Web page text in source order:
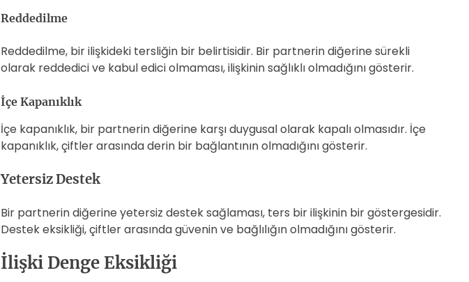
Reddedilme
Reddedilme, bir ilişkideki tersliğin bir belirtisidir. Bir partnerin diğerine sürekli
olarak reddedici ve kabul edici olmaması, ilişkinin sağlıklı olmadığını gösterir.
İçe Kapanıklık
İçe kapanıklık, bir partnerin diğerine karşı duygusal olarak kapalı olmasıdır. İçe
kapanıklık, çiftler arasında derin bir bağlantının olmadığını gösterir.
Yetersiz Destek
Bir partnerin diğerine yetersiz destek sağlaması, ters bir ilişkinin bir göstergesidir.
Destek eksikliği, çiftler arasında güvenin ve bağlılığın olmadığını gösterir.
İlişki Denge Eksikliği